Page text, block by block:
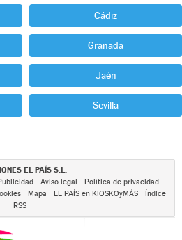
Cádiz
Granada
Jaén
Sevilla
EL PAÍS S.L.
Aviso legal
Política de privacidad
Mapa EL PAÍS en KIOSKOyMÁS
Índice
RSS